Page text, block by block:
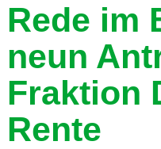
Rede im
neun
Fraktion
Rente